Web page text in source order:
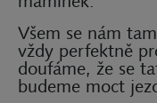
Všem se nám
vždy perfektně
doufáme, že se
budeme moct